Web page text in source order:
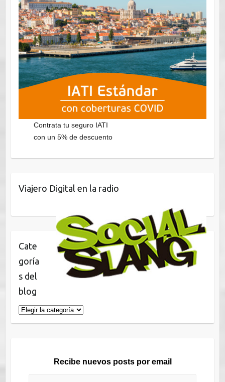
Contrata tu seguro IATI
con un 5% de descuento
Viajero Digital en la radio
Cate
goría
s del
blog
Categorías
Recibe nuevos posts por email